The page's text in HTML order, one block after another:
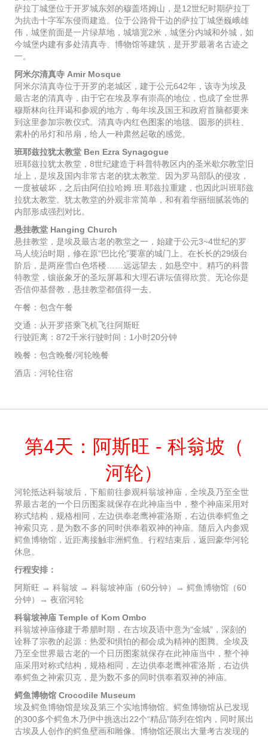
萨拉丁城堡位于开罗城东郊的穆盖塔姆山，是12世纪时期萨拉丁
为抗击十字军东侵而建造。位于公路骨干边的萨拉丁城堡巍峨雄
伟，城堡前面是一片绿草地，城墙宽2米，城堡分内城和外城，如
今城堡内建有多处清真寺、博物馆等建筑，是开罗最著名古迹之
一。
阿米尔清真寺 Amir Mosque
阿米尔清真寺位于开罗的老城区，建于公元642年，该寺为埃及
最古老的清真寺，由于它在埃及享有崇高的地位，也成了全世界
穆斯林向往拜谒和参观的地方，每年埃及国王和政府首脑都要来
到这里参加宗教仪式。清真寺内红色图案的地毯、圆形的拱柱、
素朴的吊灯和吊扇，给人一种肃然起敬的感觉。
班耶兹拉犹太教堂 Ben Ezra Synagogue
班耶兹拉犹太教堂，8世纪建造于科普特教区内的圣米歇尔教堂旧
址上，是埃及国内非常古老的犹太教堂。因为罗马部队的侵攻，
一度被破坏，之后由阿伯拉哈姆.班.耶兹拉重建，也因此叫班耶兹
拉犹太教堂。犹太教堂的外观非常简单，和有着华丽细腻装饰的
内部形成强烈对比。
悬挂教堂 Hanging Church
悬挂教堂，是埃及最古老的教堂之一，始建于公元3~4世纪的罗
马人统治时期，修在原“巴比伦”要塞的城门上。在长长的29级台
阶后，是两座雪白色塔楼……远远望去，如悬空中。精巧的科普
特教堂，镶嵌象牙的圣坛屏幕和大理石讲坛值得欣赏。无论你是
否信仰基督教，悬挂教堂都值得一去。
午餐：包含午餐
交通：从开罗搭乘飞机飞往阿斯旺
行驶距离：872千米行驶时间：1小时20分钟
晚餐：包含晚餐/河轮晚餐
酒店：河轮住宿
第4天：阿斯旺 - 科翁坡（
河轮）
河轮抵达科翁坡后，下船前往参观科翁坡神庙，全埃及乃至全世
界最古老的一个日历图案就保存在此神庙当中，整个神庙采用对
称式结构，规格相同，左边供奉老鹰神霍洛斯，右边供奉鳄鱼之
神索贝克，是为数不多的同时供奉着双神的神庙。随后入内参观
鳄鱼博物馆，近距离接触非洲鳄鱼。行程结束后，返回豪华河轮
休息。
行程安排：
阿斯旺 → 科翁坡 → 科翁坡神庙（60分钟）→ 鳄鱼博物馆（60
分钟）→ 夜宿河轮
科翁坡神庙 Temple of Kom Ombo
科翁坡神庙修建于希腊时期，在古埃及语中意为“金城”，深刻的
诠释了宗教的起源：热爱和惧怕的都会成为精神的图腾。全埃及
乃至全世界最古老的一个日历图案就保存在此神庙当中，整个神
庙采用对称式结构，规格相同，左边供奉老鹰神霍洛斯，右边供
奉鳄鱼之神索贝克，是为数不多的同时供奉着双神的神庙。
鳄鱼博物馆 Crocodile Museum
埃及鳄鱼博物馆是埃及第三个实地博物馆。鳄鱼博物馆从已发现
的300多个鳄鱼木乃伊中挑选出22个“精品”陈列在馆内，同时展出
古埃及人创作的鳄鱼壁画和雕像。博物馆还展出大量考古发现的